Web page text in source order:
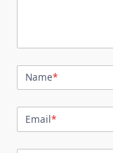
Name*
Email*